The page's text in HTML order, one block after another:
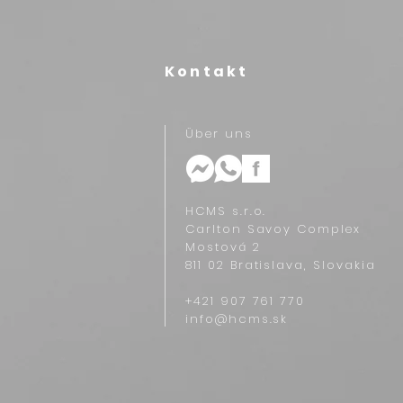
Kontakt
Über uns
HCMS s.r.o.
Carlton Savoy Complex
Mostová 2
811 02 Bratislava, Slovakia
+421 907 761 770‬
info@hcms.sk